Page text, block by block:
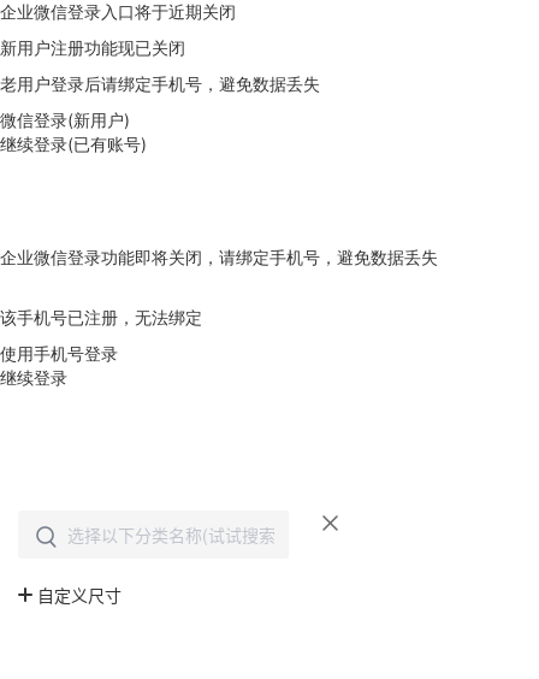
企业微信登录入口将于近期关闭
新用户注册功能现已关闭
老用户登录后请绑定手机号，避免数据丢失
微信登录(新用户)
继续登录(已有账号)
企业微信登录功能即将关闭，请绑定手机号，避免数据丢失
该手机号已注册，无法绑定
使用手机号登录
继续登录